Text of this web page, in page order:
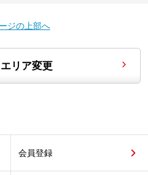
ジの上部へ
リア変更
会員登録